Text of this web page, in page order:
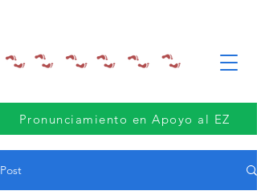
Pronunciamiento en Apoyo al EZ
Post